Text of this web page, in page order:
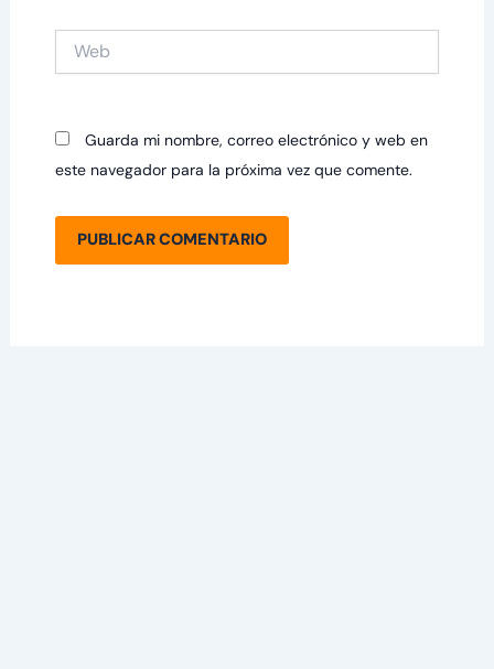
Guarda mi nombre, correo electrónico y web en
este navegador para la próxima vez que comente.